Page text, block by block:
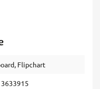
Flipchart